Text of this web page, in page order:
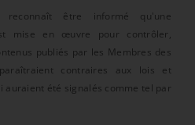
reconnaît être informé qu'une
mise en œuvre pour contrôler,
publiés par les Membres des
contraires aux lois et
auraient été signalés comme tel par